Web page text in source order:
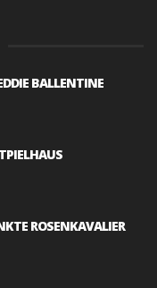
BALLENTINE
ROSENKAVALIER